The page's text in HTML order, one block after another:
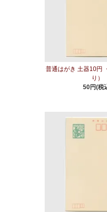
普通はがき 土器10円
り）
50円(税